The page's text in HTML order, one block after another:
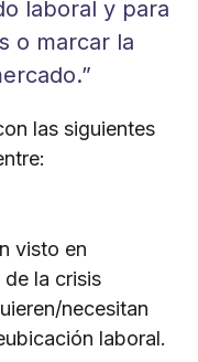
laboral y para
o marcar la
las siguientes
visto en
la crisis
necesitan
laboral.